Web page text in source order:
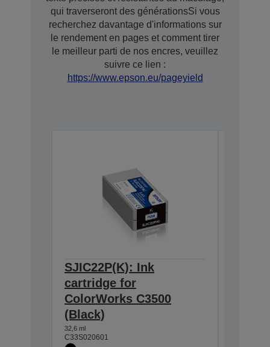
qui traverseront des générationsSi vous
recherchez davantage d'informations sur
le rendement en pages et comment tirer
le meilleur parti de nos encres, veuillez
suivre ce lien :
https://www.epson.eu/pageyield
SJIC22P(K): Ink
cartridge for
ColorWorks C3500
(Black)
32,6 ml
C33S020601